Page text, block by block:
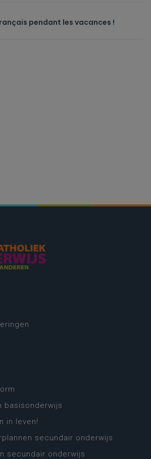
pendant les vacances !
basisonderwijs
in leven!
secundair onderwijs
secundair onderwijs